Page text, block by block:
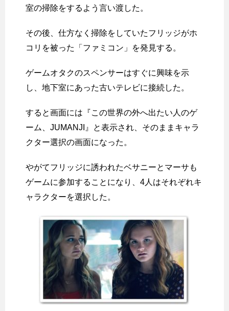
室の掃除をするよう言い渡した。
その後、仕方なく掃除をしていたフリッジがホ
コリを被った「ファミコン」を発見する。
ゲームオタクのスペンサーはすぐに興味を示
し、地下室にあった古いテレビに接続した。
すると画面には『この世界の外へ出たい人のゲ
ーム、JUMANJI』と表示され、そのままキャラ
クター選択の画面になった。
やがてフリッジに誘われたベサニーとマーサも
ゲームに参加することになり、4人はそれぞれキ
ャラクターを選択した。